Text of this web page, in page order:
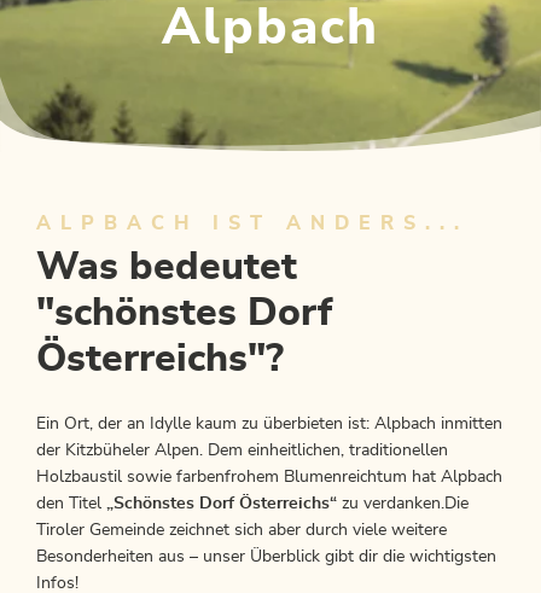
Alpbach
ALPBACH IST ANDERS...
Was bedeutet
"schönstes Dorf
Österreichs"?
Ein Ort, der an Idylle kaum zu überbieten ist: Alpbach inmitten
der Kitzbüheler Alpen. Dem einheitlichen, traditionellen
Holzbaustil sowie farbenfrohem Blumenreichtum hat Alpbach
den Titel „Schönstes Dorf Österreichs“ zu verdanken.Die
Tiroler Gemeinde zeichnet sich aber durch viele weitere
Besonderheiten aus – unser Überblick gibt dir die wichtigsten
Infos!